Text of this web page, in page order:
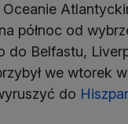
północ od
do Belfastu,
we wtorek
do